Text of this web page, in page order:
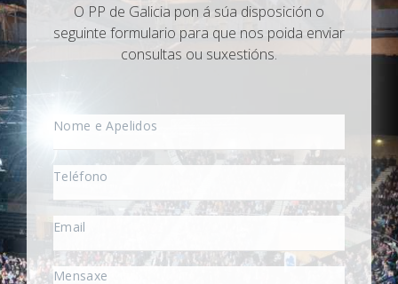
O PP de Galicia pon á súa disposición o
seguinte formulario para que nos poida enviar
consultas ou suxestións.